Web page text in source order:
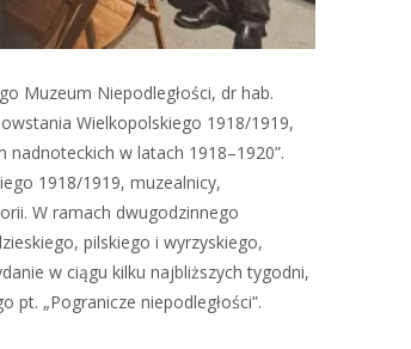
Muzeum Niepodległości, dr hab.
Wielkopolskiego 1918/1919,
w latach 1918–1920”.
1918/1919, muzealnicy,
W ramach dwugodzinnego
pilskiego i wyrzyskiego,
w ciągu kilku najbliższych tygodni,
„Pogranicze niepodległości”.